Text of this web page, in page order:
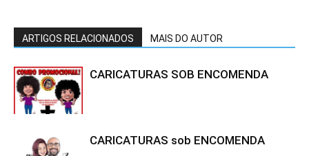
ARTIGOS RELACIONADOS MAIS DO AUTOR
CARICATURAS SOB ENCOMENDA
CARICATURAS sob ENCOMENDA